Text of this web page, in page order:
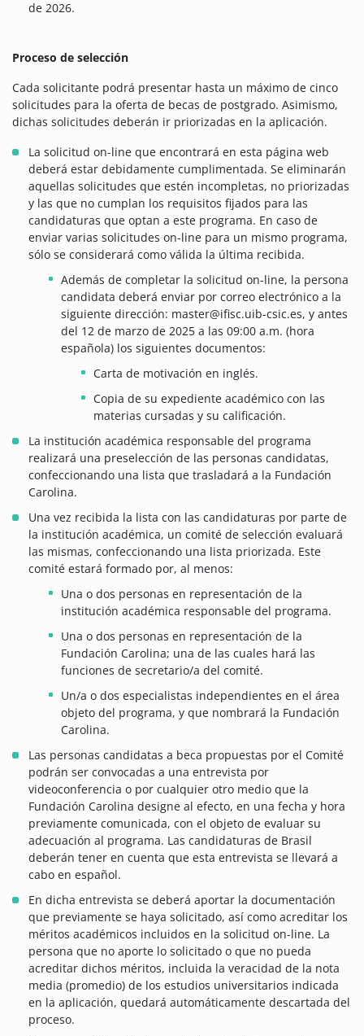
de 2026.
Proceso de selección
Cada solicitante podrá presentar hasta un máximo de cinco
solicitudes para la oferta de becas de postgrado. Asimismo,
dichas solicitudes deberán ir priorizadas en la aplicación.
La solicitud on-line que encontrará en esta página web
deberá estar debidamente cumplimentada. Se eliminarán
aquellas solicitudes que estén incompletas, no priorizadas
y las que no cumplan los requisitos fijados para las
candidaturas que optan a este programa. En caso de
enviar varias solicitudes on-line para un mismo programa,
sólo se considerará como válida la última recibida.
Además de completar la solicitud on-line, la persona
candidata deberá enviar por correo electrónico a la
siguiente dirección: master@ifisc.uib-csic.es, y antes
del 12 de marzo de 2025 a las 09:00 a.m. (hora
española) los siguientes documentos:
Carta de motivación en inglés.
Copia de su expediente académico con las
materias cursadas y su calificación.
La institución académica responsable del programa
realizará una preselección de las personas candidatas,
confeccionando una lista que trasladará a la Fundación
Carolina.
Una vez recibida la lista con las candidaturas por parte de
la institución académica, un comité de selección evaluará
las mismas, confeccionando una lista priorizada. Este
comité estará formado por, al menos:
Una o dos personas en representación de la
institución académica responsable del programa.
Una o dos personas en representación de la
Fundación Carolina; una de las cuales hará las
funciones de secretario/a del comité.
Un/a o dos especialistas independientes en el área
objeto del programa, y que nombrará la Fundación
Carolina.
Las personas candidatas a beca propuestas por el Comité
podrán ser convocadas a una entrevista por
videoconferencia o por cualquier otro medio que la
Fundación Carolina designe al efecto, en una fecha y hora
previamente comunicada, con el objeto de evaluar su
adecuación al programa. Las candidaturas de Brasil
deberán tener en cuenta que esta entrevista se llevará a
cabo en español.
En dicha entrevista se deberá aportar la documentación
que previamente se haya solicitado, así como acreditar los
méritos académicos incluidos en la solicitud on-line. La
persona que no aporte lo solicitado o que no pueda
acreditar dichos méritos, incluida la veracidad de la nota
media (promedio) de los estudios universitarios indicada
en la aplicación, quedará automáticamente descartada del
proceso.